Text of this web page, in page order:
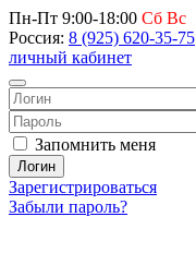
Пн-Пт 9:00-18:00 Сб Вс
Россия: 8 (925) 620-35-75
личный кабинет
Запомнить меня
Логин
Зарегистрироваться
Забыли пароль?